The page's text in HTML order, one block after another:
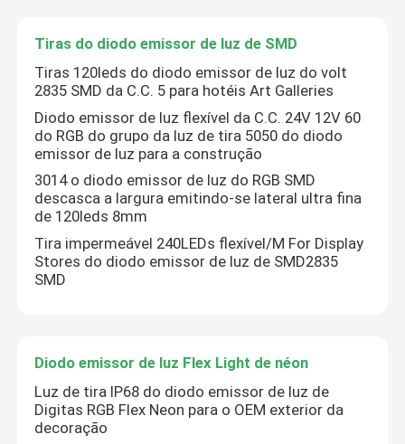
Tiras do diodo emissor de luz de SMD
Tiras 120leds do diodo emissor de luz do volt
2835 SMD da C.C. 5 para hotéis Art Galleries
Diodo emissor de luz flexível da C.C. 24V 12V 60
do RGB do grupo da luz de tira 5050 do diodo
emissor de luz para a construção
3014 o diodo emissor de luz do RGB SMD
descasca a largura emitindo-se lateral ultra fina
de 120leds 8mm
Tira impermeável 240LEDs flexível/M For Display
Stores do diodo emissor de luz de SMD2835
SMD
Diodo emissor de luz Flex Light de néon
Luz de tira IP68 do diodo emissor de luz de
Digitas RGB Flex Neon para o OEM exterior da
decoração